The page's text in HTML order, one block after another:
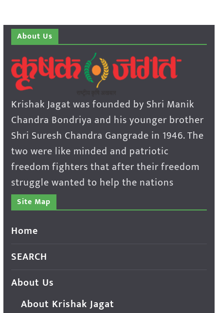
About Us
Krishak Jagat was founded by Shri Manik
Chandra Bondriya and his younger brother
Shri Suresh Chandra Gangrade in 1946. The
two were like minded and patriotic
freedom fighters that after their freedom
struggle wanted to help the nations
Site Map
Home
SEARCH
About Us
About Krishak Jagat